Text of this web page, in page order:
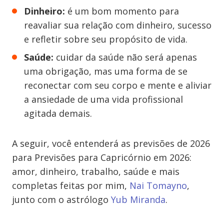
Dinheiro: é um bom momento para
reavaliar sua relação com dinheiro, sucesso
e refletir sobre seu propósito de vida.
Saúde: cuidar da saúde não será apenas
uma obrigação, mas uma forma de se
reconectar com seu corpo e mente e aliviar
a ansiedade de uma vida profissional
agitada demais.
A seguir, você entenderá as previsões de 2026
para Previsões para Capricórnio em 2026:
amor, dinheiro, trabalho, saúde e mais
completas feitas por mim, Nai Tomayno,
junto com o astrólogo Yub Miranda.